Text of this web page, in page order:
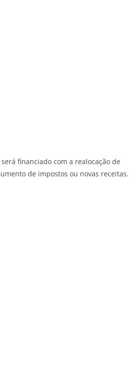
financiado com a realocação de
de impostos ou novas receitas.